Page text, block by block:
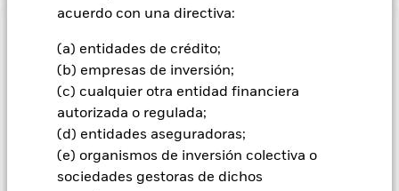
acuerdo con una directiva:
(a) entidades de crédito;
(b) empresas de inversión;
(c) cualquier otra entidad financiera
autorizada o regulada;
(d) entidades aseguradoras;
(e) organismos de inversión colectiva o
sociedades gestoras de dichos
INFORMACIÓN IMPORTANTE: Capital en Riesgo.
de las inversiones y los ingresos derivados de ellas pueden
subir o bajar, y no están garantizados. Es posible que los
inversores no recuperen la cantidad invertida originalmente.
El riesgo de crédito, los cambios en los tipos de interés y/o los
incumplimientos de los emisores tendrán un impacto
significativo en el comportamiento de los títulos de renta fija.
Las rebajas de la calificación de solvencia potenciales o reales